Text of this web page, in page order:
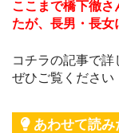
ここまで橋下徹さ
たが、長男・長女
コチラの記事で
ぜひご覧ください
あわせて読み